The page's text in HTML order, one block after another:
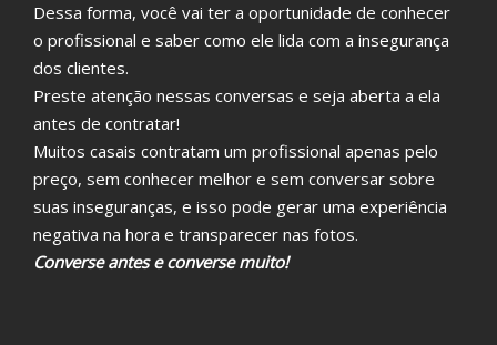
Dessa forma, você vai ter a oportunidade de conhecer
o profissional e saber como ele lida com a insegurança
dos clientes.
Preste atenção nessas conversas e seja aberta a ela
antes de contratar!
Muitos casais contratam um profissional apenas pelo
preço, sem conhecer melhor e sem conversar sobre
suas inseguranças, e isso pode gerar uma experiência
negativa na hora e transparecer nas fotos.
Converse antes e converse muito!